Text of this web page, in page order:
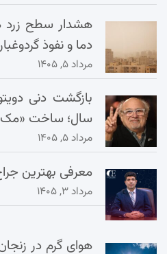
هشدار سطح زرد
دما و نفوذ
مرداد ۵, ۱۴۰۵
سال؛ ساخت
مرداد ۵, ۱۴۰۵
معرفی بهترین
مرداد ۳, ۱۴۰۵
هوای گرم در